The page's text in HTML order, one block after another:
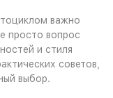
важно
просто вопрос
и стиля
советов,
выбор.